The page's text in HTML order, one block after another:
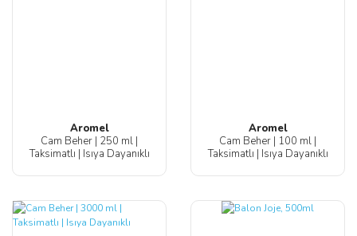
Aromel
Cam Beher | 250 ml |
Taksimatlı | Isıya Dayanıklı
Aromel
Cam Beher | 100 ml |
Taksimatlı | Isıya Dayanıklı